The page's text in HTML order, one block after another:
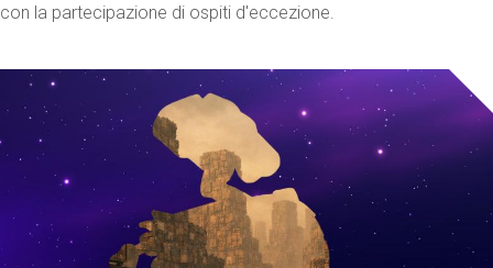
con la partecipazione di ospiti d'eccezione.